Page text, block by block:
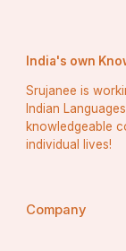
India's own
Srujanee is
Indian
knowledgeable
individual lives!
Company